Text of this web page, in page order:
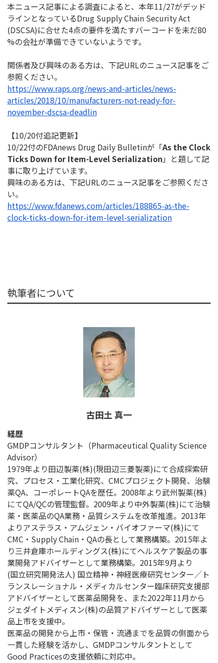
本ニュース記事による調査によると、本年11/27がデッド
ラインとなっているDrug Supply Chain Security Act
(DSCSA)に合せた4点の要件を満たすバーコードを未だ80
%の会社が準備できていないようです。
関係者及び興味のある方は、下記URLのニュース記事をご
参照く ださい。
https://www.raps.org/news-and-articles/news-
articles/2018/10/manufacturers-not-ready-for-
november-dscsa-deadlin
【10/20付追記更新】
10/22付のFDAnews Drug Daily Bulletinが「As the Clock
Ticks Down for Item-Level Serialization 」と題して記
事に取り上げています。
興味のある方は、下記URLのニュース記事をご参照くださ
い。
https://www.fdanews.com/articles/188865-as-the-
clock-ticks-down-for-item-level-serialization
執筆者について
古田土 真一
経歴
GMDPコンサルタント（Pharmaceutical Quality Science
Advisor）
1979年より田辺製薬(株)(現田辺三菱製薬)にて合成探索研
究、プロセス・工業化研究、CMCプロジェクト開発、治験
薬QA、コーポレートQAを歴任。2008年より武州製薬(株)
にてQA/QCの管理監督。2009年より中外製薬(株)にて治験
薬・医薬品のQA業務・品質システムを改革推進。2013年
よりアステラス・アムジェン・バイオファーマ(株)にて
CMC・Supply Chain・QAの長として業務構築。2015年よ
り三井倉庫ホールディングス(株)にてヘルスケア製品の事
業開発アドバイザーとして業務構築。2015年9月より
(国立研究開発法人) 国立精神・神経医療研究センター／ト
ランスレーショナル・メディカルセンター臨床研究支援部
アドバイザーとして医薬品開発を、また2022年11月から
ジェダイトメディスン(株)の品質アドバイザーとして医薬
品上市を支援中。
医薬品の開発から上市・保管・流通までを品質の側面から
一貫した経験を活かし、GMDPコンサルタントとして
Good Practicesの支援依頼に対応中。